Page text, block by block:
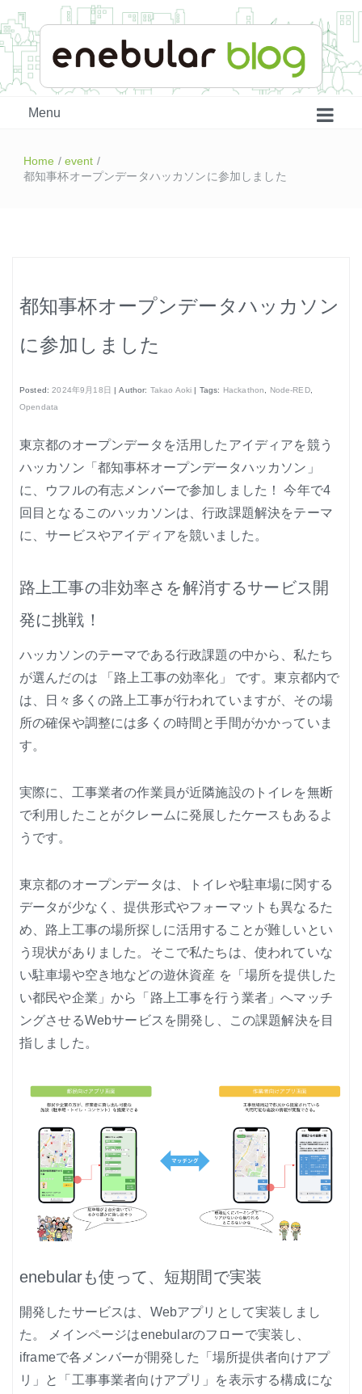
enebular 公式 技術ブログ
Menu
はじめよう、enebular (1)
はじめよう、enebular (4)
ノーコードで地図アプリ制作を体験
ノンコーディングで機械学習を体験
エージェント実行環境
プライベートノード
ノード紹介
Node-RED にゅーびーず
サンプル集
Home / event /
都知事杯オープンデータハッカソンに参加しました
都知事杯オープンデータハッカソン
に参加しました
Posted:2024年9月18日 | Author: Takao Aoki | Tags: Hackathon, Node-RED,
Opendata
東京都のオープンデータを活用したアイディアを競う
ハッカソン「都知事杯オープンデータハッカソン」
に、ウフルの有志メンバーで参加しました！ 今年で4
回目となるこのハッカソンは、行政課題解決をテーマ
に、サービスやアイディアを競いました。
路上工事の非効率さを解消するサービス開
発に挑戦！
ハッカソンのテーマである行政課題の中から、私たち
が選んだのは 「路上工事の効率化」 です。東京都内で
は、日々多くの路上工事が行われていますが、その場
所の確保や調整には多くの時間と手間がかかっていま
す。
実際に、工事業者の作業員が近隣施設のトイレを無断
で利用したことがクレームに発展したケースもあるよ
うです。
東京都のオープンデータは、トイレや駐車場に関する
データが少なく、提供形式やフォーマットも異なるた
め、路上工事の場所探しに活用することが難しいとい
う現状がありました。そこで私たちは、使われていな
い駐車場や空き地などの遊休資産 を「場所を提供した
い都民や企業」から「路上工事を行う業者」へマッチ
ングさせるWebサービスを開発し、この課題解決を目
指しました。
enebularも使って、短期間で実装
開発したサービスは、Webアプリとして実装しまし
た。 メインページはenebularのフローで実装し、
iframeで各メンバーが開発した「場所提供者向けアプ
リ」と「工事事業者向けアプリ」を表示する構成にな